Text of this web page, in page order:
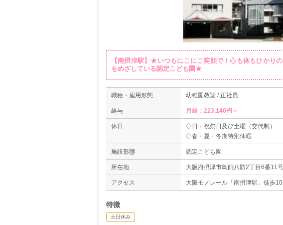
【南摂津駅】★いつもにこにこ笑顔で！心も体もひかり
をめざしている認定こども園★
職種・雇用形態 幼稚園教諭 / 正社員
給与 月給：223,140円～
休日
◇日・祝祭日及び土曜（交代制）
◇春・夏・冬期特別休暇
◇有給休暇
施設形態 認定こども園
所在地 大阪府摂津市鳥飼八防2丁目6番11号
アクセス 大阪モノレール「南摂津駅」徒歩
特徴
土日休み